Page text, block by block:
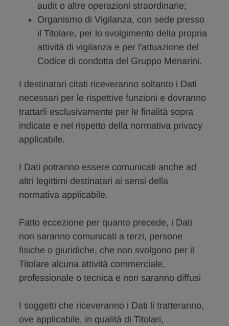
audit o altre operazioni straordinarie;
Organismo di Vigilanza, con sede presso
il Titolare, per lo svolgimento della propria
attività di vigilanza e per l'attuazione del
Codice di condotta del Gruppo Menarini.
I destinatari citati riceveranno soltanto i Dati
necessari per le rispettive funzioni e dovranno
trattarli esclusivamente per le finalità sopra
indicate e nel rispetto della normativa privacy
applicabile.
I Dati potranno essere comunicati anche ad
altri legittimi destinatari ai sensi della
normativa applicabile.
Fatto eccezione per quanto precede, i Dati
non saranno comunicati a terzi, persone
fisiche o giuridiche, che non svolgono per il
Titolare alcuna attività commerciale,
professionale o tecnica e non saranno diffusi
I soggetti che riceveranno i Dati li tratteranno,
ove applicabile, in qualità di Titolari,